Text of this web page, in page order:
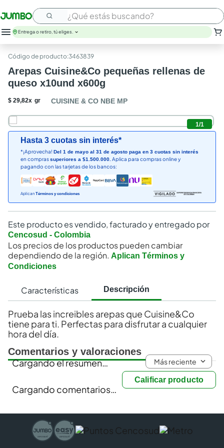
¿Qué estás buscando?
huevos
arroz
papel higienico
nutribela
queso
pollo
carne
Entrega o retiro, tú eliges.
:3463839
Arepas Cuisine&Co pequeñas rellenas de
queso x10und x600g
$ 29,82x gr CUISINE & CO NBE MP
1/1
Hasta 3 cuotas sin interés*
*¡Aprovecha! Del 1 de mayo al 31 de agosto paga en 3 cuotas sin interés
en comprassuperiores a $1.500.000. Aplica para compras online y
pagando con las tarjetas de los bancos:
Aplican Términos y condiciones
Este producto es vendido, facturado y entregado por
Cencosud - Colombia
Los precios de los productos pueden cambiar
dependiendo de la región. Aplican Términos y
Condiciones
Características Descripción
Prueba las increibles arepas que Cuisine&Co
tiene para ti. Perfectas para disfrutar a cualquier
hora del día.
Comentarios y valoraciones
Calificar producto
Cargando el resumen… Más reciente
Cargando comentarios…